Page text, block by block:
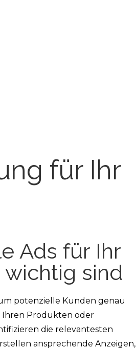
für Ihr
Ads für Ihr
sind
potenzielle Kunden genau
Ihren Produkten oder
die relevantesten
ansprechende Anzeigen,